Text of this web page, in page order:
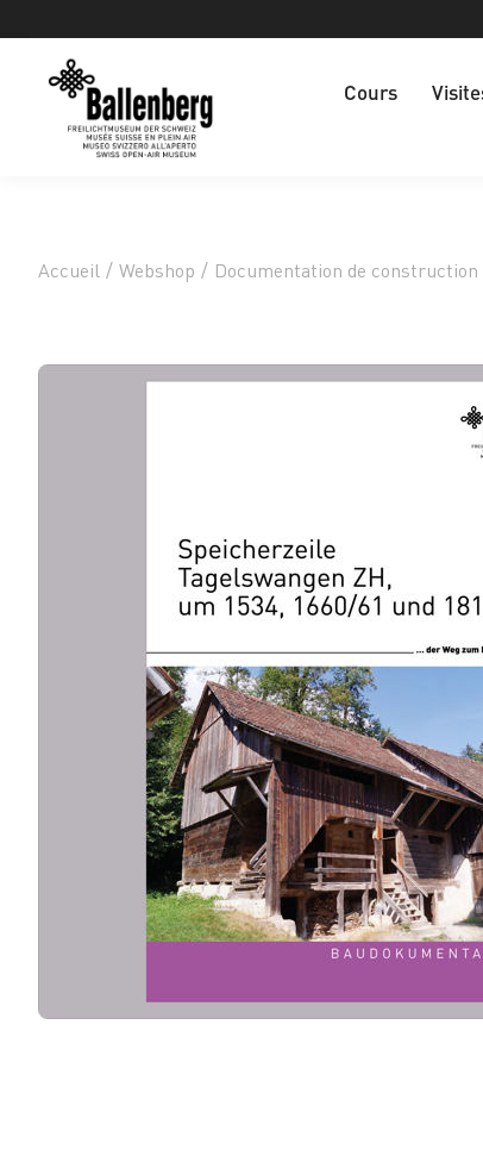
Cours
Accueil / Webshop / Documentation de construction